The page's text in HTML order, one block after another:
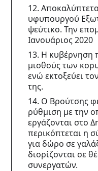
12.
υφυπουργού
ψεύτικο. Την
Ιανουάριος 2020
13. Η κυβέρνηση
μισθούς των
ενώ εκτοξεύει
της.
14. Ο Βρούτσης
ρύθμιση με την
εργάζονται στο
περικόπτεται η
για δώρο σε
διορίζονται σε
συνεργατών.